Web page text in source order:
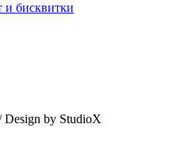
и бисквитки
by StudioX